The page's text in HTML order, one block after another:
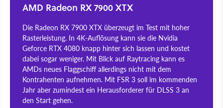
AMD Radeon RX 7900 XTX
Die Radeon RX 7900 XTX überzeugt im Test mit hoher
Rasterleistung. In 4K-Auflösung kann sie die Nvidia
Geforce RTX 4080 knapp hinter sich lassen und kostet
dabei sogar weniger. Mit Blick auf Raytracing kann es
AMDs neues Flaggschiff allerdings nicht mit dem
Kontrahenten aufnehmen. Mit FSR 3 soll im kommenden
Jahr aber zumindest ein Herausforderer für DLSS 3 an
den Start gehen.